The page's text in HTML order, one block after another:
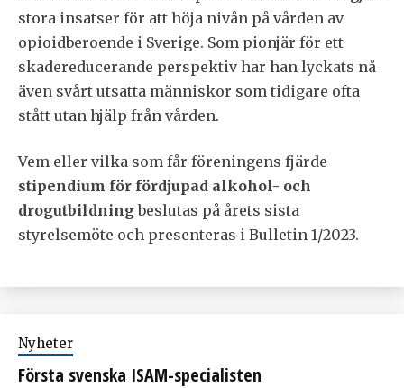
stora insatser för att höja nivån på vården av
opioidberoende i Sverige. Som pionjär för ett
skadereducerande perspektiv har han lyckats nå
även svårt utsatta människor som tidigare ofta
stått utan hjälp från vården.
Vem eller vilka som får föreningens fjärde
stipendium för fördjupad alkohol- och
drogutbildningbeslutas på årets sista
styrelsemöte och presenteras i Bulletin 1/2023.
Nyheter
Första svenska ISAM-specialisten